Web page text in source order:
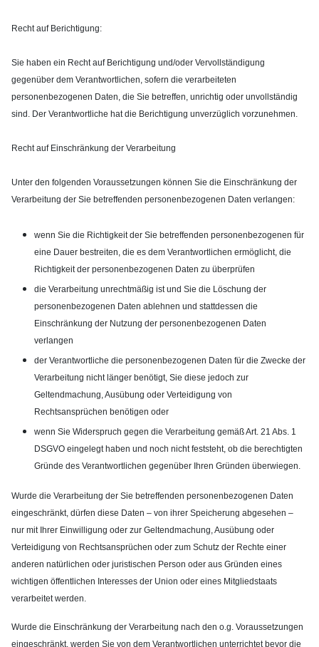
Recht auf Berichtigung:
Sie haben ein Recht auf Berichtigung und/oder Vervollständigung
gegenüber dem Verantwortlichen, sofern die verarbeiteten
personenbezogenen Daten, die Sie betreffen, unrichtig oder unvollständig
sind. Der Verantwortliche hat die Berichtigung unverzüglich vorzunehmen.
Recht auf Einschränkung der Verarbeitung
Unter den folgenden Voraussetzungen können Sie die Einschränkung der
Verarbeitung der Sie betreffenden personenbezogenen Daten verlangen:
wenn Sie die Richtigkeit der Sie betreffenden personenbezogenen für
eine Dauer bestreiten, die es dem Verantwortlichen ermöglicht, die
Richtigkeit der personenbezogenen Daten zu überprüfen
die Verarbeitung unrechtmäßig ist und Sie die Löschung der
personenbezogenen Daten ablehnen und stattdessen die
Einschränkung der Nutzung der personenbezogenen Daten
verlangen
der Verantwortliche die personenbezogenen Daten für die Zwecke der
Verarbeitung nicht länger benötigt, Sie diese jedoch zur
Geltendmachung, Ausübung oder Verteidigung von
Rechtsansprüchen benötigen oder
wenn Sie Widerspruch gegen die Verarbeitung gemäß Art. 21 Abs. 1
DSGVO eingelegt haben und noch nicht feststeht, ob die berechtigten
Gründe des Verantwortlichen gegenüber Ihren Gründen überwiegen.
Wurde die Verarbeitung der Sie betreffenden personenbezogenen Daten
eingeschränkt, dürfen diese Daten – von ihrer Speicherung abgesehen –
nur mit Ihrer Einwilligung oder zur Geltendmachung, Ausübung oder
Verteidigung von Rechtsansprüchen oder zum Schutz der Rechte einer
anderen natürlichen oder juristischen Person oder aus Gründen eines
wichtigen öffentlichen Interesses der Union oder eines Mitgliedstaats
verarbeitet werden.
Wurde die Einschränkung der Verarbeitung nach den o.g. Voraussetzungen
eingeschränkt, werden Sie von dem Verantwortlichen unterrichtet bevor die